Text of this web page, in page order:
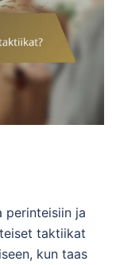
ja
taktiikat
kun taas